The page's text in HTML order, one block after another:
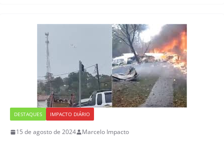
DESTAQUES IMPACTO DIÁRIO
15 de agosto de 2024 Marcelo Impacto